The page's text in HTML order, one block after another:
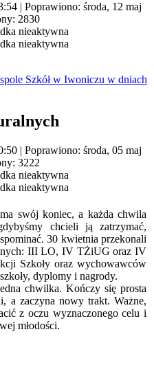
| Poprawiono: środa, 12 maj
2830
Szkół w Iwoniczu w dniach
| Poprawiono: środa, 05 maj
3222
swój koniec, a każda chwila
chcieli ją zatrzymać,
30 kwietnia przekonali
III LO, IV TŻiUG oraz IV
Szkoły oraz wychowawców
dyplomy i nagrody.
chwilka. Kończy się prosta
a zaczyna nowy trakt. Ważne,
z oczu wyznaczonego celu i
młodości.